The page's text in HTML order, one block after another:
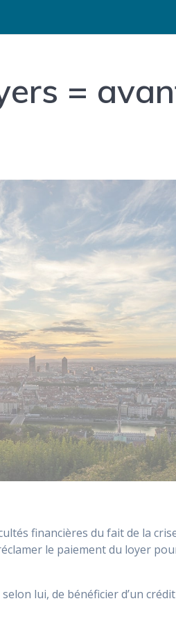
=
financières du fait de la
le paiement du loyer
lui, de bénéficier d’un